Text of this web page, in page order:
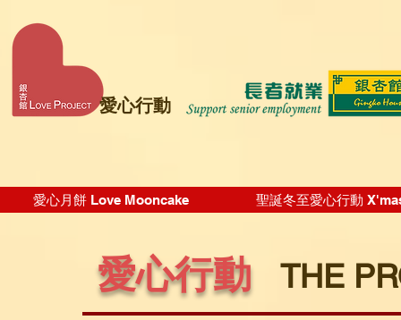
愛心行動
愛心月餅 Love Mooncake 聖誕冬至愛心行動
愛心行動 THE